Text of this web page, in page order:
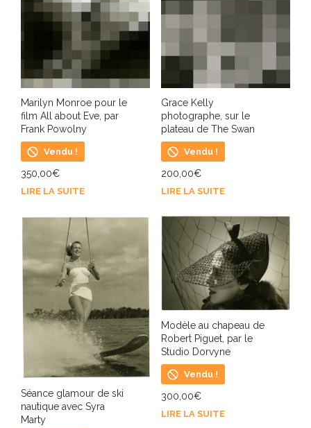
Marilyn Monroe pour le
film All about Eve, par
Frank Powolny
Vendu !
350,00€
LIRE LA SUITE
Grace Kelly
photographe, sur le
plateau de The Swan
Vendu !
200,00€
LIRE LA SUITE
Séance glamour de ski
nautique avec Syra
Marty
Modèle au chapeau de
Robert Piguet, par le
Studio Dorvyne
Vendu !
300,00€
LIRE LA SUITE